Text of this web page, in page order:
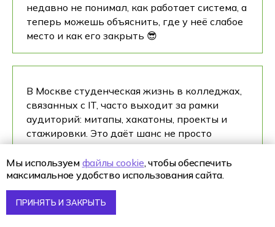
недавно не понимал, как работает система, а
теперь можешь объяснить, где у неё слабое
место и как его закрыть 😎
В Москве студенческая жизнь в колледжах,
связанных с IT, часто выходит за рамки
аудиторий: митапы, хакатоны, проекты и
стажировки. Это даёт шанс не просто
учиться, а постепенно входить в
профессиональное сообщество ещё до
выпуска.
Мы используем файлы cookie, чтобы обеспечить
максимальное удобство использования сайта.
ПРИНЯТЬ И ЗАКРЫТЬ